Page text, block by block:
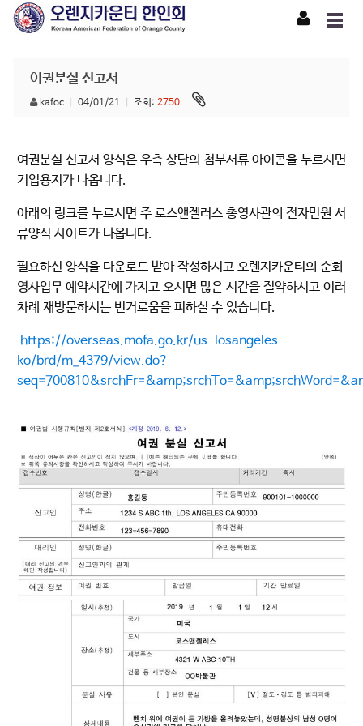
여권분실 신고서
kafoc 04/01/21 조회: 2750
여권분실 신고서 양식은 우측 상단의 첨부서류 아이콘을 누르시면
기입용지가 나옵니다.
아래의 링크를 누르시면 주 로스앤젤러스 총영사관의 전자민원 서
류양식 사이트가 나옵니다.
필요하신 양식을 다운로드 받아 작성하시고 오렌지카운티의 순회
영사업무 예약시간에 가지고 오시면 많은 시간을 절약하시고 여러
차례 재방문하시는 번거로움을 피하실 수 있습니다.
https://overseas.mofa.go.kr/us-losangeles-
ko/brd/m_4379/view.do?